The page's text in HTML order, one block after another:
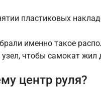
пластиковых
именно такое
чтобы самокат жил
центр руля?